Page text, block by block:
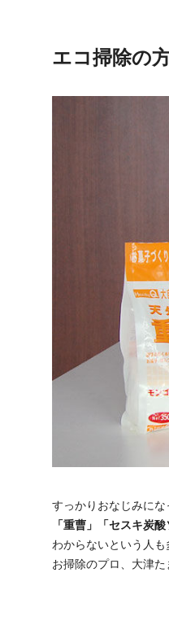
エコ掃除の
すっかりおなじみにな
「重曹」「セスキ炭
わからないという人も
お掃除のプロ、大津た